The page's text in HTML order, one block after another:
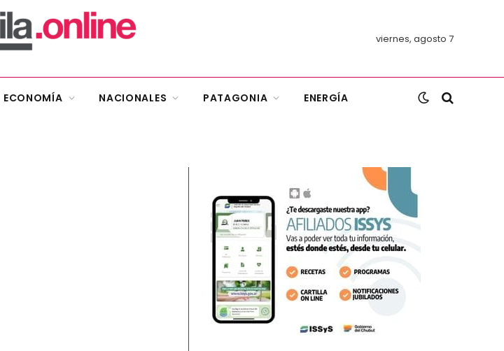
viernes, agosto 7
ECONOMÍA NACIONALES PATAGONIA ENERGÍA